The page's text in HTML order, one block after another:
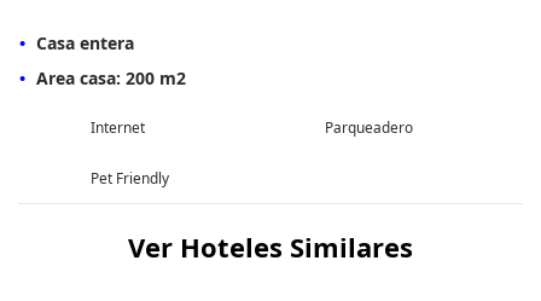
Casa entera
Area casa: 200 m2
Internet Parqueadero
Pet Friendly
Ver Hoteles Similares